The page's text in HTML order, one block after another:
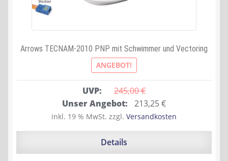
Arrows TECNAM-2010 PNP mit Schwimmer und Vectoring
ANGEBOT!
UVP: 245,00 €
Ursprünglicher
Preis
war:
Unser Angebot: 213,25€Aktueller
Preis
ist:
inkl. 19 % MwSt. zzgl. Versandkosten
Details